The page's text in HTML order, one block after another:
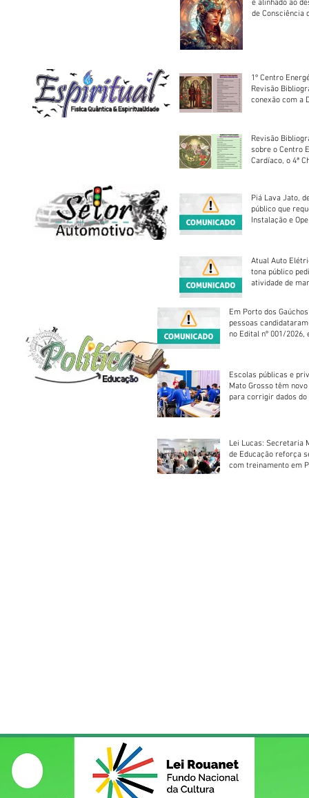
é alinhado ao
de Consciência
1º Centro
Revisão
conexão com a
Revisão
sobre o Centro
Cardíaco, o 4ª
Piá Lava Jato,
público que
Instalação e
Atual Auto
tona público
atividade de
Em Porto dos
pessoas
no Edital nº 001/2026,
Escolas públicas e
Mato Grosso têm
para corrigir dados do
Lei Lucas: Secretaria
de Educação reforça
com treinamento em